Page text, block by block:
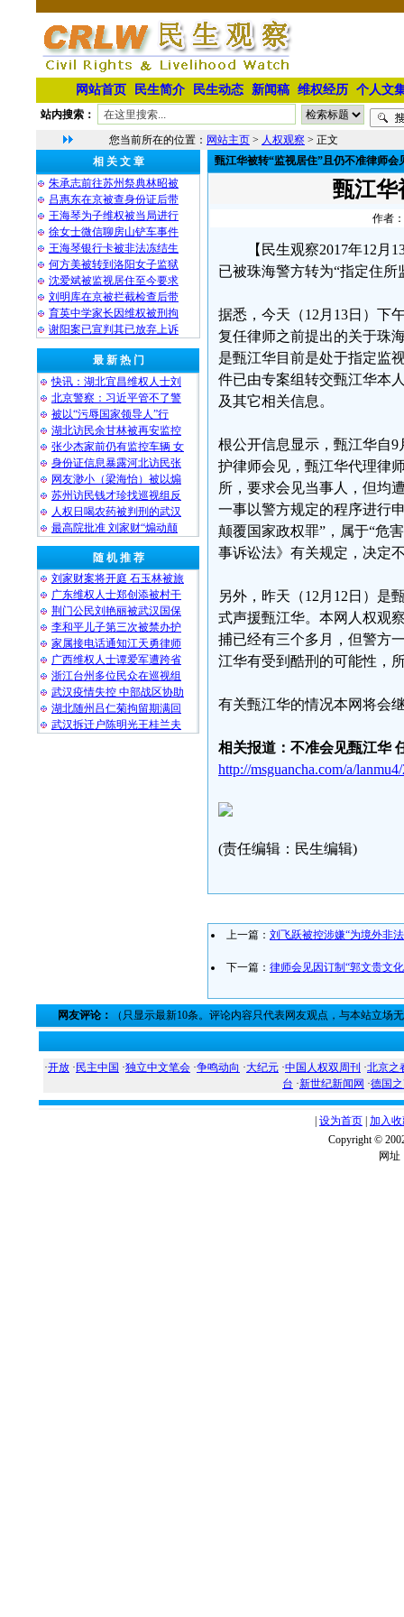
网站首页 民生简介 民生动态 新闻稿 维权经历 个人文
站内搜索：
您当前所在的位置： 网站主页 > 人权观察 > 正文
相 关 文 章
朱承志前往苏州祭典林昭被
吕惠东在京被查身份证后带
王海琴为子维权被当局进行
徐女士微信聊房山铲车事件
王海琴银行卡被非法冻结生
何方美被转到洛阳女子监狱
沈爱斌被监视居住至今要求
刘明库在京被拦截检查后带
育英中学家长因维权被刑拘
谢阳案已宣判其已放弃上诉
最 新 热 门
快讯：湖北宜昌维权人士刘
北京警察：习近平管不了警
被以“污辱国家领导人”行
湖北访民余甘林被再安监控
张少杰家前仍有监控车辆 女
身份证信息暴露河北访民张
网友渺小（梁海怡）被以煽
苏州访民钱才珍找巡视组反
人权日喝农药被判刑的武汉
最高院批准 刘家财“煽动颠
随 机 推 荐
刘家财案将开庭 石玉林被旅
广东维权人士郑创添被村干
荆门公民刘艳丽被武汉国保
李和平儿子第三次被禁办护
家属接电话通知江天勇律师
广西维权人士谭爱军遭跨省
浙江台州多位民众在巡视组
武汉疫情失控 中部战区协助
湖北随州吕仁菊拘留期满回
武汉拆迁户陈明光王桂兰夫
甄江华被转“监视居住”且仍不准律师会
甄江华
作者
【民生观察2017年12
已被珠海警方转为“指定住
据悉，今天（12月13日）下
复任律师之前提出的关于珠
是甄江华目前是处于指定监
件已由专案组转交甄江华本
及其它相关信息。
根公开信息显示，甄江华自
护律师会见，甄江华代理律
所，要求会见当事人，但均
一事以警方规定的程序进行
颠覆国家政权罪”，属于“危
事诉讼法》有关规定，决定
另外，昨天（12月12日）是
式声援甄江华。本网人权观
捕已经有三个多月，但警方
江华有受到酷刑的可能性，
有关甄江华的情况本网将会
相关报道：不准会见甄江华
http://msguancha.com/a/
(责任编辑：民生编辑)
上一篇： 刘飞跃被控涉嫌“为境外非
下一篇： 律师会见因订制“郭文贵文
网友评论： （只显示最新10条。评论内容只代表网友观点，与本站立场
·开放 · 民主中国 ·独立中文笔会 ·争鸣动向 ·大纪元 ·中国人权双周刊 ·北京之
台 ·新世纪新闻网 ·德国
设为首页 加入
Copyright ©
网址